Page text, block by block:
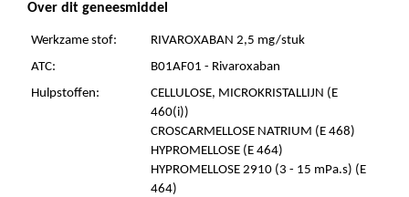
Over dit geneesmiddel
Werkzame stof:
RIVAROXABAN 2,5 mg/stuk
ATC:
B01AF01 - Rivaroxaban
Hulpstoffen:
CELLULOSE, MICROKRISTALLIJN (E
460(i))
CROSCARMELLOSE NATRIUM (E 468)
HYPROMELLOSE (E 464)
HYPROMELLOSE 2910 (3 - 15 mPa.s) (E
464)